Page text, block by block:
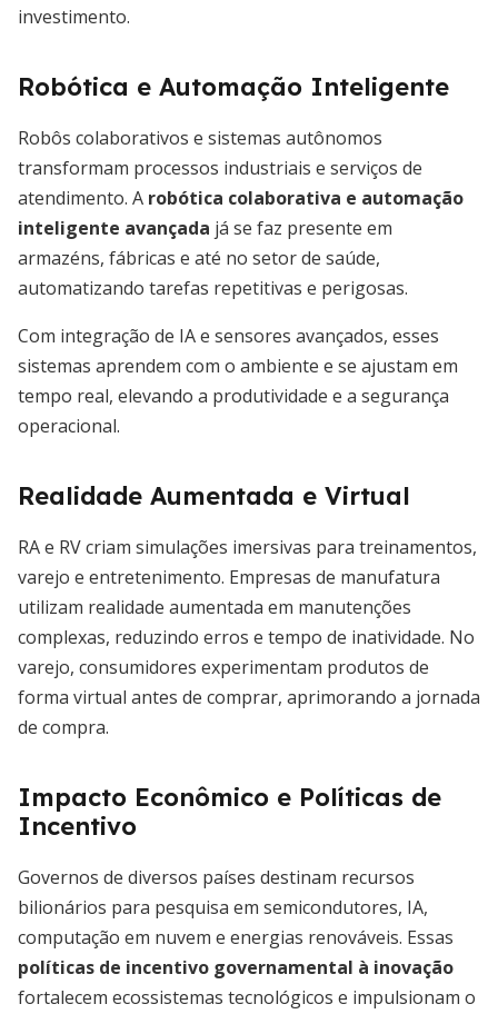
investimento.
Robótica e Automação Inteligente
Robôs colaborativos e sistemas autônomos
transformam processos industriais e serviços de
atendimento. A robótica colaborativa e automação
inteligente avançada já se faz presente em
armazéns, fábricas e até no setor de saúde,
automatizando tarefas repetitivas e perigosas.
Com integração de IA e sensores avançados, esses
sistemas aprendem com o ambiente e se ajustam em
tempo real, elevando a produtividade e a segurança
operacional.
Realidade Aumentada e Virtual
RA e RV criam simulações imersivas para treinamentos,
varejo e entretenimento. Empresas de manufatura
utilizam realidade aumentada em manutenções
complexas, reduzindo erros e tempo de inatividade. No
varejo, consumidores experimentam produtos de
forma virtual antes de comprar, aprimorando a jornada
de compra.
Impacto Econômico e Políticas de
Incentivo
Governos de diversos países destinam recursos
bilionários para pesquisa em semicondutores, IA,
computação em nuvem e energias renováveis. Essas
políticas de incentivo governamental à inovação
fortalecem ecossistemas tecnológicos e impulsionam o